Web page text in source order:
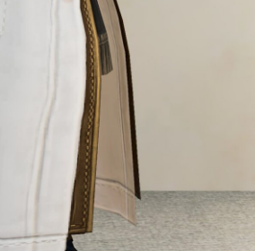
ノースリーブ
半袖
五分袖
七分袖